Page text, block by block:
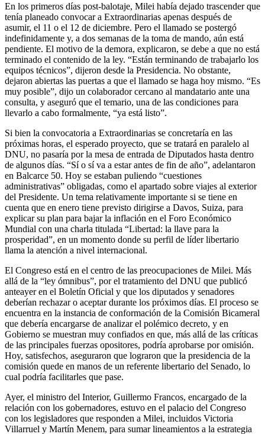
En los primeros días post-balotaje, Milei había dejado trascender que
tenía planeado convocar a Extraordinarias apenas después de
asumir, el 11 o el 12 de diciembre. Pero el llamado se postergó
indefinidamente y, a dos semanas de la toma de mando, aún está
pendiente. El motivo de la demora, explicaron, se debe a que no está
terminado el contenido de la ley. “Están terminando de trabajarlo los
equipos técnicos”, dijeron desde la Presidencia. No obstante,
dejaron abiertas las puertas a que el llamado se haga hoy mismo. “Es
muy posible”, dijo un colaborador cercano al mandatario ante una
consulta, y aseguró que el temario, una de las condiciones para
llevarlo a cabo formalmente, “ya está listo”.
Si bien la convocatoria a Extraordinarias se concretaría en las
próximas horas, el esperado proyecto, que se tratará en paralelo al
DNU, no pasaría por la mesa de entrada de Diputados hasta dentro
de algunos días. “Sí o sí va a estar antes de fin de año”, adelantaron
en Balcarce 50. Hoy se estaban puliendo “cuestiones
administrativas” obligadas, como el apartado sobre viajes al exterior
del Presidente. Un tema relativamente importante si se tiene en
cuenta que en enero tiene previsto dirigirse a Davos, Suiza, para
explicar su plan para bajar la inflación en el Foro Económico
Mundial con una charla titulada “Libertad: la llave para la
prosperidad”, en un momento donde su perfil de líder libertario
llama la atención a nivel internacional.
El Congreso está en el centro de las preocupaciones de Milei. Más
allá de la “ley ómnibus”, por el tratamiento del DNU que publicó
anteayer en el Boletín Oficial y que los diputados y senadores
deberían rechazar o aceptar durante los próximos días. El proceso se
encuentra en la instancia de conformación de la Comisión Bicameral
que debería encargarse de analizar el polémico decreto, y en
Gobierno se muestran muy confiados en que, más allá de las críticas
de las principales fuerzas opositores, podría aprobarse por omisión.
Hoy, satisfechos, aseguraron que lograron que la presidencia de la
comisión quede en manos de un referente libertario del Senado, lo
cual podría facilitarles que pase.
Ayer, el ministro del Interior, Guillermo Francos, encargado de la
relación con los gobernadores, estuvo en el palacio del Congreso
con los legisladores que responden a Milei, incluidos Victoria
Villarruel y Martín Menem, para sumar lineamientos a la estrategia